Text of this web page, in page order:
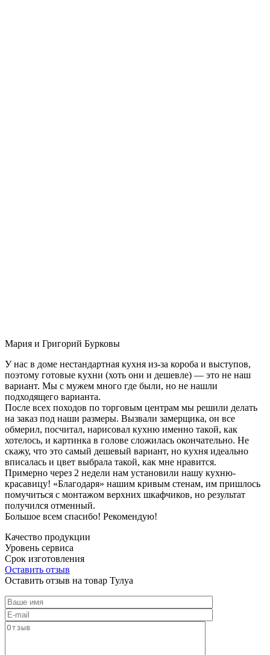
Мария и Григорий Бурковы
У нас в доме нестандартная кухня из-за короба и выступов,
поэтому готовые кухни (хоть они и дешевле) — это не наш
вариант. Мы с мужем много где были, но не нашли
подходящего варианта.
После всех походов по торговым центрам мы решили делать
на заказ под наши размеры. Вызвали замерщика, он все
обмерил, посчитал, нарисовал кухню именно такой, как
хотелось, и картинка в голове сложилась окончательно. Не
скажу, что это самый дешевый вариант, но кухня идеально
вписалась и цвет выбрала такой, как мне нравится.
Примерно через 2 недели нам установили нашу кухню-
красавицу! «Благодаря» нашим кривым стенам, им пришлось
помучиться с монтажом верхних шкафчиков, но результат
получился отменный.
Большое всем спасибо! Рекомендую!
Качество продукции
Уровень сервиса
Срок изготовления
Оставить отзыв
Оставить отзыв на товар Тулуа